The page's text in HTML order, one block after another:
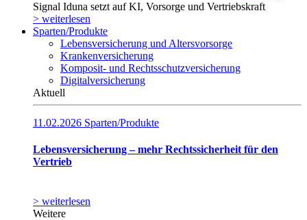
Signal Iduna setzt auf KI, Vorsorge und Vertriebskraft
> weiterlesen
Sparten/Produkte
Lebensversicherung und Altersvorsorge
Krankenversicherung
Komposit- und Rechtsschutzversicherung
Digitalversicherung
Aktuell
11.02.2026 Sparten/Produkte
Lebensversicherung – mehr Rechtssicherheit für den
Vertrieb
> weiterlesen
Weitere